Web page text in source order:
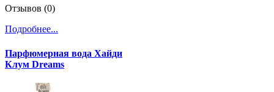
Отзывов (0)
Подробнее...
Парфюмерная вода Хайди
Клум Dreams